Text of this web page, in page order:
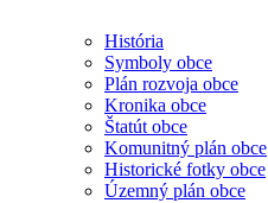
História
Symboly obce
Plán rozvoja obce
Kronika obce
Štatút obce
Komunitný plán obce
Historické fotky obce
Územný plán obce